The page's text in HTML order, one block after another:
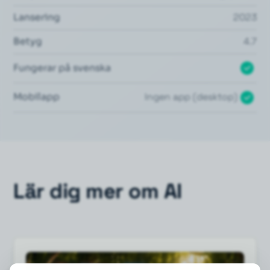
Lansering
Betyg
4.7
Fungerar på svenska
Mobilapp Ingen app (desktop)
Lär dig mer om AI